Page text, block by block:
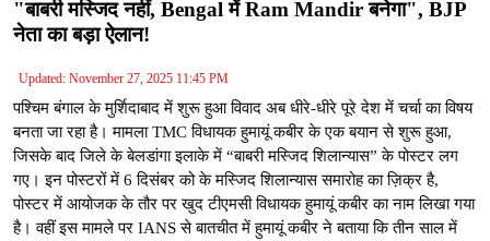
"बाबरी मस्जिद नहीं, Bengal में Ram Mandir बनेगा", BJP
नेता का बड़ा ऐलान!
Updated: November 27, 2025 11:45 PM
पश्चिम बंगाल के मुर्शिदाबाद में शुरू हुआ विवाद अब धीरे-धीरे पूरे देश में चर्चा का विषय
बनता जा रहा है। मामला TMC विधायक हुमायूं कबीर के एक बयान से शुरू हुआ,
जिसके बाद जिले के बेलडांगा इलाके में “बाबरी मस्जिद शिलान्यास” के पोस्टर लग
गए। इन पोस्टरों में 6 दिसंबर को के मस्जिद शिलान्यास समारोह का ज़िक्र है,
पोस्टर में आयोजक के तौर पर खुद टीएमसी विधायक हुमायूं कबीर का नाम लिखा गया
है। वहीं इस मामले पर IANS से बातचीत में हुमायूं कबीर ने बताया कि तीन साल में